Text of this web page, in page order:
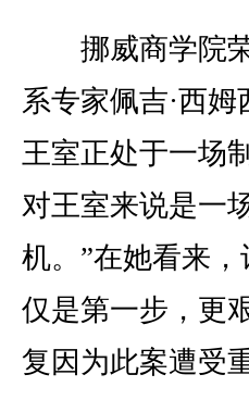
挪威商学院荣
系专家佩吉·西
王室正处于一场
对王室来说是一
机。”在她看来
仅是第一步，更
复因为此案遭受